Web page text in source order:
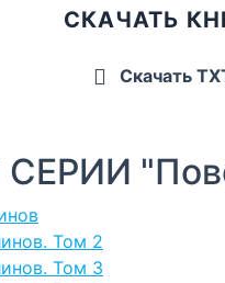
СКАЧАТЬ
Скачать
Том 2
Том 3